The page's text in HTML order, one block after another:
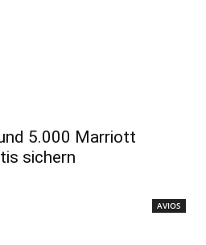
5.000 Marriott
sichern
AVIOS